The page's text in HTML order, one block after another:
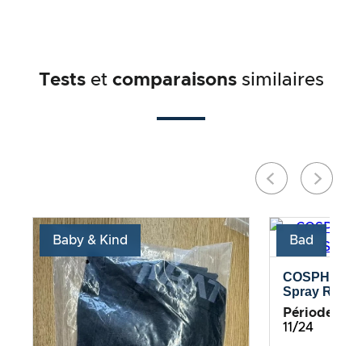
Tests et comparaisonssimilaires
Baby & Kind Bad
COSPHERA
Spray
Période de
11/24